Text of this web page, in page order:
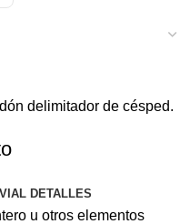
delimitador de césped.
DETALLES
u otros elementos